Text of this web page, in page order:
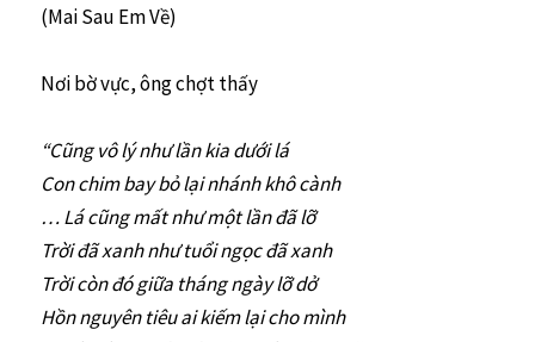
(Mai Sau Em Về)
Nơi bờ vực, ông chợt thấy
“Cũng vô lý như lần kia dưới lá
Con chim bay bỏ lại nhánh khô cành
… Lá cũng mất như một lần đã lỡ
Trời đã xanh như tuổi ngọc đã xanh
Trời còn đó giữa tháng ngày lỡ dở
Hồn nguyên tiêu ai kiếm lại cho mình